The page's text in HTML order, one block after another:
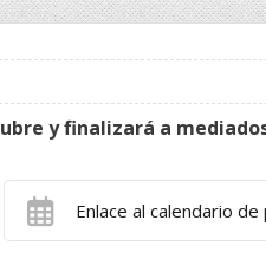
y finalizará a
Enlace al calendario